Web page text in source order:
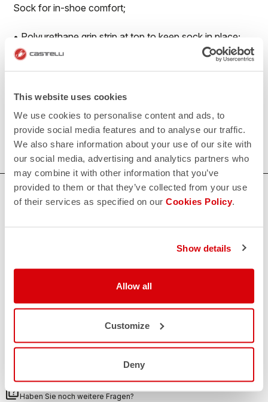
This website uses cookies
We use cookies to personalise content and ads, to
provide social media features and to analyse our traffic.
We also share information about your use of our site with
our social media, advertising and analytics partners who
may combine it with other information that you’ve
provided to them or that they’ve collected from your use
of their services as specified on our Cookies Policy.
Show details
Allow all
Customize
Deny
Sock for in-shoe comfort;
• Polyurethane grip strip at top to keep sock in place;
• Leg portion constructed with engineered grooved
Do you need more information? Contact us at
BRAUCHEN SIE HILFE?
Kontaktieren Sie unseren Kundenservice
replay
RÜCKSENDUNGEN UND ERSTATTUNGEN
Rückgabe der Bestellung garantiert
Entdecken Sie die Rückgabebedingungen
quiz
FAQ
Haben Sie noch weitere Fragen?